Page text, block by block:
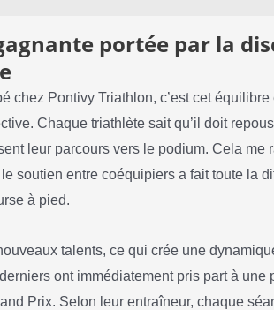
portée par la
chez Pontivy Triathlon, c’est cet
Chaque triathlète sait qu’il doit
leur parcours vers le podium. Cela me
soutien entre coéquipiers a fait toute la
à pied.
talents, ce qui crée une
ont immédiatement pris part à une
Prix. Selon leur entraîneur, chaque